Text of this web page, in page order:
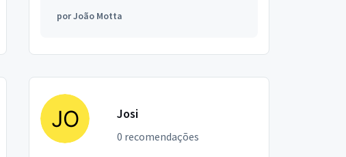
porJoão Motta
Josi
0 recomendações